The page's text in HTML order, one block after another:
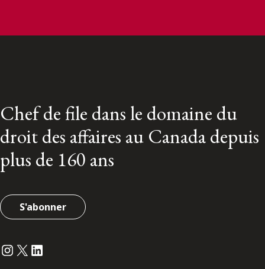
Chef de file dans le domaine du
droit des affaires au Canada depuis
plus de 160 ans
S'abonner
Instagram
Twitter
LinkedIn